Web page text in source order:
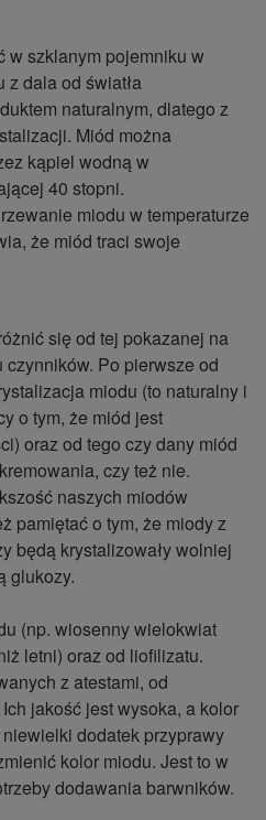
w szklanym pojemniku w
z dala od światła
naturalnym, dlatego z
Miód można
kąpiel wodną w
40 stopni.
miodu w temperaturze
że miód traci swoje
się od tej pokazanej na
Po pierwsze od
miodu (to naturalny i
o tym, że miód jest
oraz od tego czy dany miód
czy też nie.
naszych miodów
pamiętać o tym, że miody z
będą krystalizowały wolniej
glukozy.
(np. wiosenny wielokwiat
letni) oraz od liofilizatu.
z atestami, od
jakość jest wysoka, a kolor
dodatek przyprawy
kolor miodu. Jest to w
dodawania barwników.